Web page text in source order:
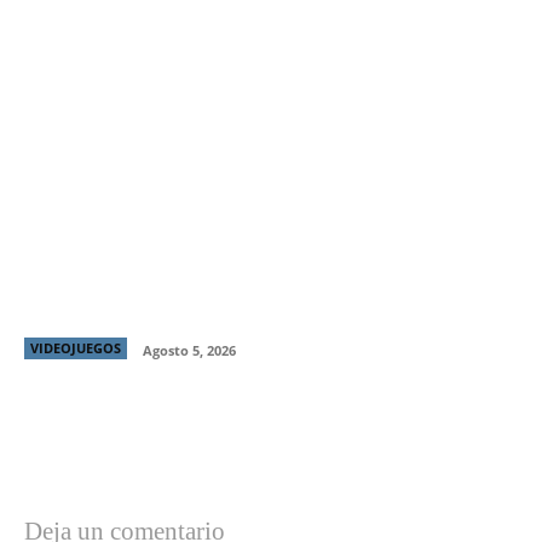
VIDEOJUEGOS Agosto 5, 2026
Deja un comentario